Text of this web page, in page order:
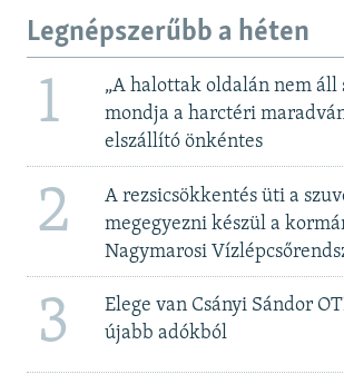
Legnépszerűbb a héten
1
„A halottak oldalán nem áll
mondja a harctéri
elszállító önkéntes
2
A rezsicsökkentés üti a
megegyezni készül a
Nagymarosi
3
Elege van Csányi Sándor
újabb adókból